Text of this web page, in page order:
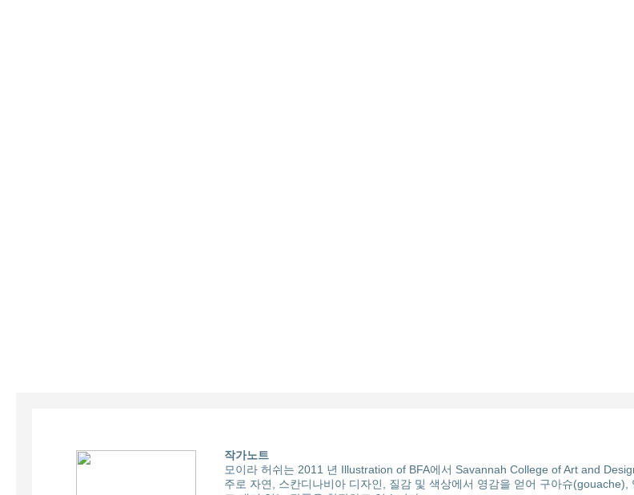
작가노트
모이라 허쉬는 2011 년 Illustration of BFA에서 Savannah College of Art and
주로 자연, 스칸디나비아 디자인, 질감 및 색상에서 영감을 얻어 구아슈